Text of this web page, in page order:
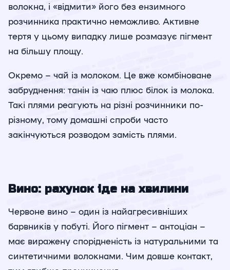
волокна, і «відмити» його без ензимного
розчинника практично неможливо. Активне
тертя у цьому випадку лише розмазує пігмент
на більшу площу.
Окремо – чай із молоком. Це вже комбіноване
забруднення: танін із чаю плюс білок із молока.
Такі плями реагують на різні розчинники по-
різному, тому домашні спроби часто
закінчуються розводом замість плями.
Вино: рахунок іде на хвилини
Червоне вино – один із найагресивніших
барвників у побуті. Його пігмент – антоціан –
має виражену спорідненість із натуральними та
синтетичними волокнами. Чим довше контакт,